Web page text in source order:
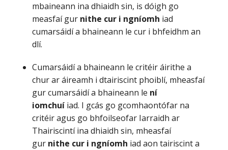
mbaineann ina dhiaidh sin, is dóigh go
measfaí gur nithe cur i ngníomh iad
cumarsáidí a bhaineann le cur i bhfeidhm an
dlí.
Cumarsáidí a bhaineann le critéir áirithe a
chur ar áireamh i dtairiscint phoiblí, mheasfaí
gur cumarsáidí a bhaineann le ní
iomchuíiad. I gcás go gcomhaontófar na
critéir agus go bhfoilseofar Iarraidh ar
Thairiscintí ina dhiaidh sin, mheasfaí
gur nithe cur i ngníomh iad aon tairiscint a